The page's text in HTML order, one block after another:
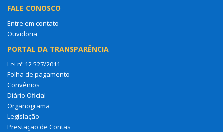
FALE CONOSCO
Entre em contato
Ouvidoria
PORTAL DA TRANSPARÊNCIA
Lei nº 12.527/2011
Folha de pagamento
Convênios
Diário Oficial
Organograma
Legislação
Prestação de Contas